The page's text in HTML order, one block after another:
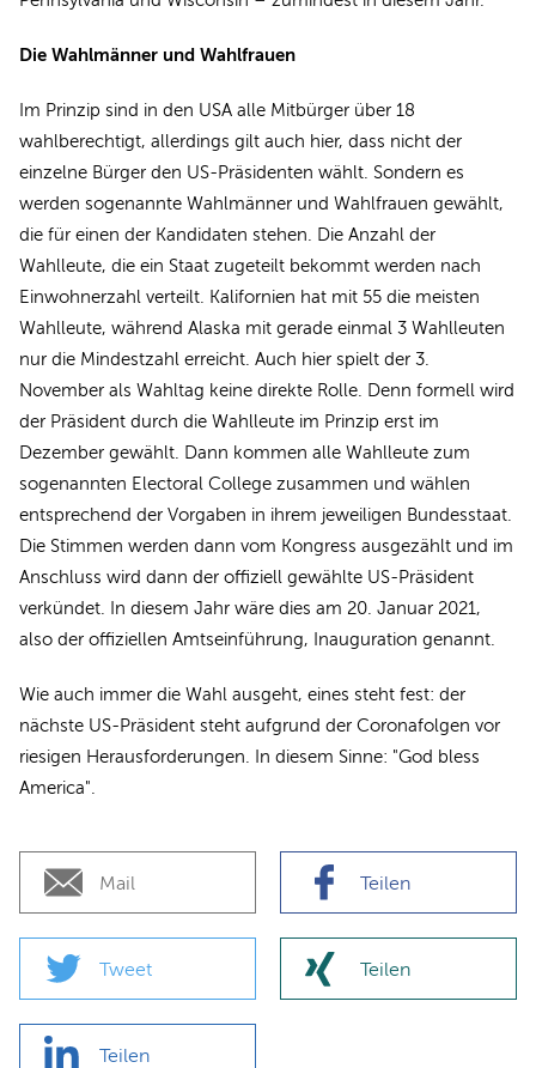
Die Wahlmänner und Wahlfrauen
Im Prinzip sind in den USA alle Mitbürger über 18
wahlberechtigt, allerdings gilt auch hier, dass nicht der
einzelne Bürger den US-Präsidenten wählt. Sondern es
werden sogenannte Wahlmänner und Wahlfrauen gewählt,
die für einen der Kandidaten stehen. Die Anzahl der
Wahlleute, die ein Staat zugeteilt bekommt werden nach
Einwohnerzahl verteilt. Kalifornien hat mit 55 die meisten
Wahlleute, während Alaska mit gerade einmal 3 Wahlleuten
nur die Mindestzahl erreicht. Auch hier spielt der 3.
November als Wahltag keine direkte Rolle. Denn formell wird
der Präsident durch die Wahlleute im Prinzip erst im
Dezember gewählt. Dann kommen alle Wahlleute zum
sogenannten Electoral College zusammen und wählen
entsprechend der Vorgaben in ihrem jeweiligen Bundesstaat.
Die Stimmen werden dann vom Kongress ausgezählt und im
Anschluss wird dann der offiziell gewählte US-Präsident
verkündet. In diesem Jahr wäre dies am 20. Januar 2021,
also der offiziellen Amtseinführung, Inauguration genannt.
Wie auch immer die Wahl ausgeht, eines steht fest: der
nächste US-Präsident steht aufgrund der Coronafolgen vor
riesigen Herausforderungen. In diesem Sinne: "God bless
America".
Mail Teilen
Tweet Teilen
Teilen